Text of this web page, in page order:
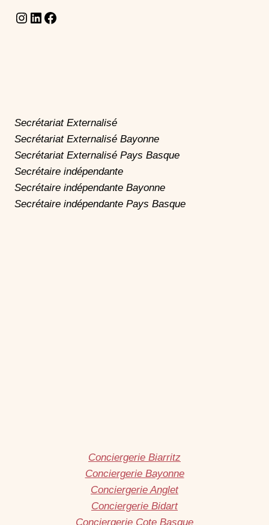
Instagram
LinkedIn
Facebook
Secrétariat Externalisé
Secrétariat Externalisé Bayonne
Secrétariat Externalisé Pays Basque
Secrétaire indépendante
Secrétaire indépendante Bayonne
Secrétaire indépendante Pays Basque
Conciergerie Biarritz
Conciergerie Bayonne
Conciergerie Anglet
Conciergerie Bidart
Conciergerie Cote Basque